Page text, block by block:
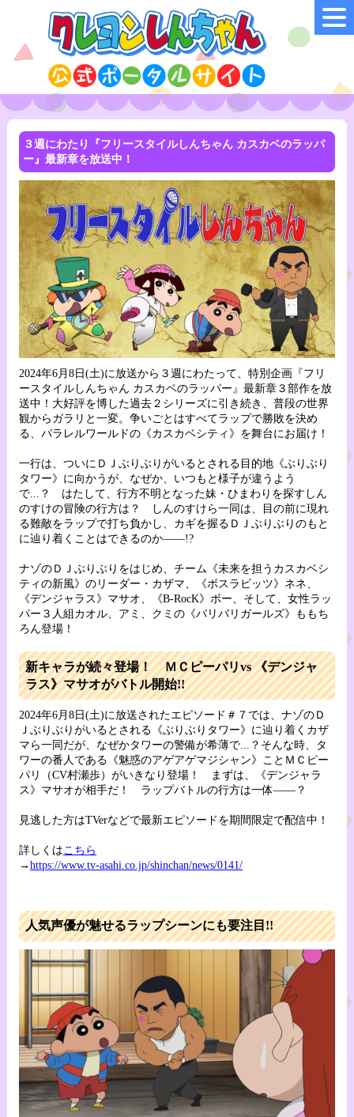
３週にわたり『フリースタイルしんちゃん カスカベのラッパ
ー』最新章を放送中！
2024年6月8日(土)に放送から３週にわたって、特別企画『フリ
ースタイルしんちゃん カスカベのラッパー』最新章３部作を放
送中！大好評を博した過去２シリーズに引き続き、普段の世界
観からガラリと一変。争いごとはすべてラップで勝敗を決め
る、パラレルワールドの《カスカベシティ》を舞台にお届け！
一行は、ついにＤＪぶりぶりがいるとされる目的地《ぶりぶり
タワー》に向かうが、なぜか、いつもと様子が違うよう
で...？ はたして、行方不明となった妹・ひまわりを探すしん
のすけの冒険の行方は？ しんのすけら一同は、目の前に現れ
る難敵をラップで打ち負かし、カギを握るＤＪぶりぶりのもと
に辿り着くことはできるのか――!?
ナゾのＤＪぶりぶりをはじめ、チーム《未来を担うカスカベシ
ティの新風》のリーダー・カザマ、《ボスラビッツ》ネネ、
《デンジャラス》マサオ、《B-RocK》ボー、そして、女性ラッ
パー３人組カオル、アミ、クミの《バリバリガールズ》ももち
ろん登場！
新キャラが続々登場！ ＭＣピーパリvs 《デンジャ
ラス》マサオがバトル開始!!
2024年6月8日(土)に放送されたエピソード＃７では、ナゾのＤ
Ｊぶりぶりがいるとされる《ぶりぶりタワー》に辿り着くカザ
マら一同だが、なぜかタワーの警備が希薄で...？そんな時、タ
ワーの番人である《魅惑のアゲアゲマジシャン》ことＭＣピー
パリ（CV村瀬歩）がいきなり登場！ まずは、《デンジャラ
ス》マサオが相手だ！ ラップバトルの行方は一体――？
見逃した方はTVerなどで最新エピソードを期間限定で配信中！
詳しくは こちら
→ https://www.tv-asahi.co.jp/shinchan/news/0141/
人気声優が魅せるラップシーンにも要注目!!